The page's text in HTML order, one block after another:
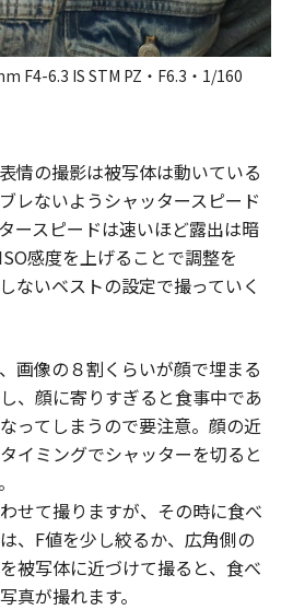
F4-6.3 IS STM PZ・F6.3・1/160
情の撮影は被写体は動いている
レないようシャッタースピード
ースピードは速いほど露出は暗
感度を上げることで調整を
ないベストの設定で撮っていく
画像の８割くらいが顔で埋まる
、顔に寄りすぎると食事中であ
ってしまうので要注意。顔の近
イミングでシャッターを切ると
せて撮りますが、その時に食べ
、F値を少し絞るか、広角側の
被写体に近づけて撮ると、食べ
真が撮れます。